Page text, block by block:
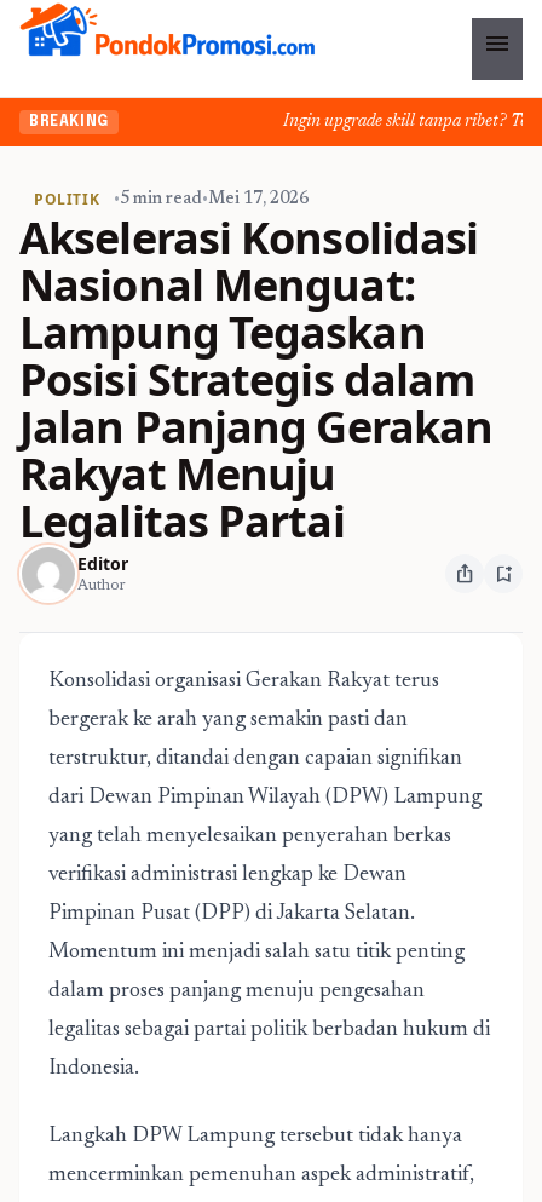
menu
BREAKING Ingin upgrade skill tanpa ribet?
POLITIK •5 min read•Mei 17, 2026
Akselerasi Konsolidasi
Nasional Menguat:
Lampung Tegaskan
Posisi Strategis dalam
Jalan Panjang Gerakan
Rakyat Menuju
Legalitas Partai
Editor
Author ios_share bookmark_add
Konsolidasi organisasi Gerakan Rakyat terus
bergerak ke arah yang semakin pasti dan
terstruktur, ditandai dengan capaian signifikan
dari Dewan Pimpinan Wilayah (DPW) Lampung
yang telah menyelesaikan penyerahan berkas
verifikasi administrasi lengkap ke Dewan
Pimpinan Pusat (DPP) di Jakarta Selatan.
Momentum ini menjadi salah satu titik penting
dalam proses panjang menuju pengesahan
legalitas sebagai partai politik berbadan hukum di
Indonesia.
Langkah DPW Lampung tersebut tidak hanya
mencerminkan pemenuhan aspek administratif,